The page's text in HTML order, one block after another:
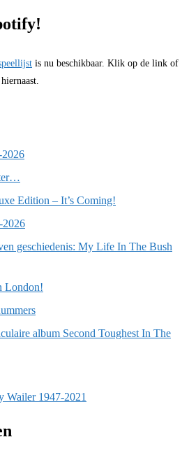
is nu beschikbaar. Klik op de link of
Edition – It’s Coming!
2026
geschiedenis: My Life In The Bush
London!
album Second Toughest In The
Wailer 1947-2021